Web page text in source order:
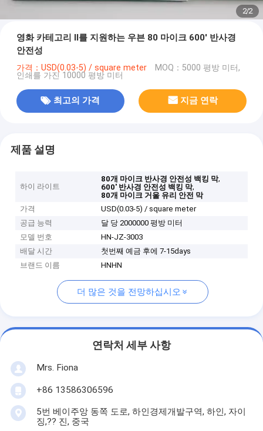
2/2
영화 카테고리 II를 지원하는 우븐 80 마이크 600' 반사경
안전성
가격：USD(0.03-5) / square meter MOQ：5000 평방 미터,
인쇄를 가진 10000 평방 미터
최고의 가격 지금 연락
제품 설명
하이 라이트
80개 마이크 반사경 안전성 백킹 막,
600' 반사경 안전성 백킹 막,
80개 마이크 거울 유리 안전 막
가격
USD(0.03-5) / square meter
공급 능력
달 당 2000000 평방 미터
모델 번호
HN-JZ-3003
배달 시간
첫번째 예금 후에 7-15days
브랜드 이름
HNHN
더 많은 것을 전망하십시오
연락처 세부 사항
Mrs. Fiona
+86 13586306596
5번 베이주앙 동쪽 도로, 하인경제개발구역, 하인, 자이
징,?? 진, 중국